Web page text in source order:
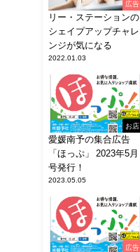
広告
リー・ステーションの
シェイプアップチャレ
ンジが気になる
2022.01.03
お店
愛媛南予の集合広告
「ほっぷ」 2023年5月
号発行！
2023.05.05
広告